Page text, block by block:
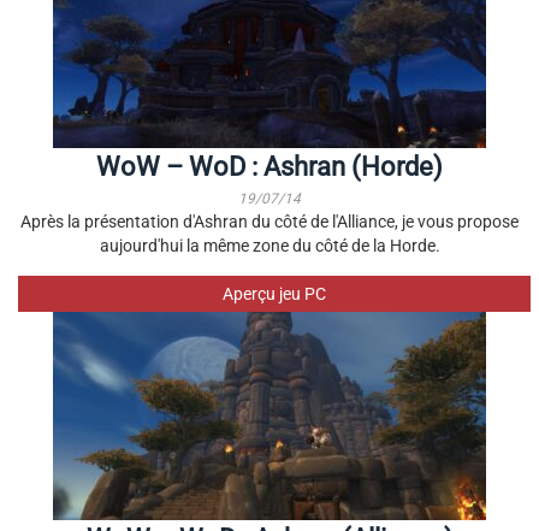
WoW – WoD : Ashran (Horde)
19/07/14
Après la présentation d'Ashran du côté de l'Alliance, je vous propose
aujourd'hui la même zone du côté de la Horde.
Aperçu jeu PC